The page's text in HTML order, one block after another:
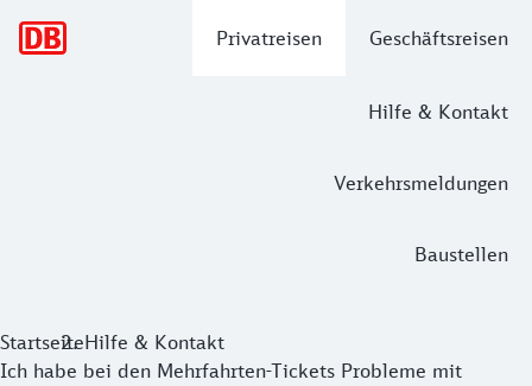
Privatreisen Geschäftsreisen
Hilfe & Kontakt
Verkehrsmeldungen
Baustellen
StartseiteHilfe & Kontakt
Ich habe bei den Mehrfahrten-Tickets Probleme mit